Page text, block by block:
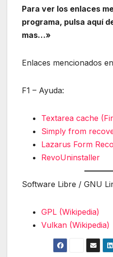
Para ver los enlaces
programa, pulsa aquí
mas…»
Enlaces mencionados
F1 – Ayuda:
Textarea cache
Simply from
Lazarus Form
RevoUninstaller
Software Libre / GNU
GPL (Wikipedia)
Vulkan (Wikipedia)